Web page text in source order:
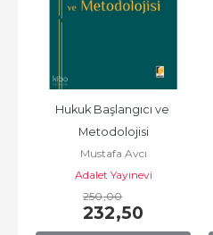
Hukuk Başlangıcı ve
Metodolojisi
Mustafa Avcı
Adalet Yayınevi
250,00
232,50